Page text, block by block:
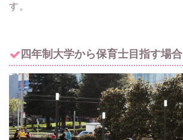
す。
四年制大学から保育士目指す場合